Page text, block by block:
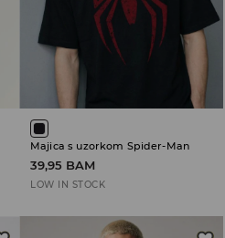
Majica s uzorkom Spider-Man
39,95 BAM
LOW IN STOCK